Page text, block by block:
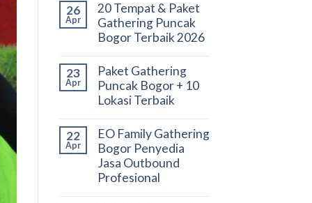
26
Apr
20 Tempat & Paket
Gathering Puncak
Bogor Terbaik 2026
23
Apr
Paket Gathering
Puncak Bogor + 10
Lokasi Terbaik
22
Apr
EO Family Gathering
Bogor Penyedia
Jasa Outbound
Profesional